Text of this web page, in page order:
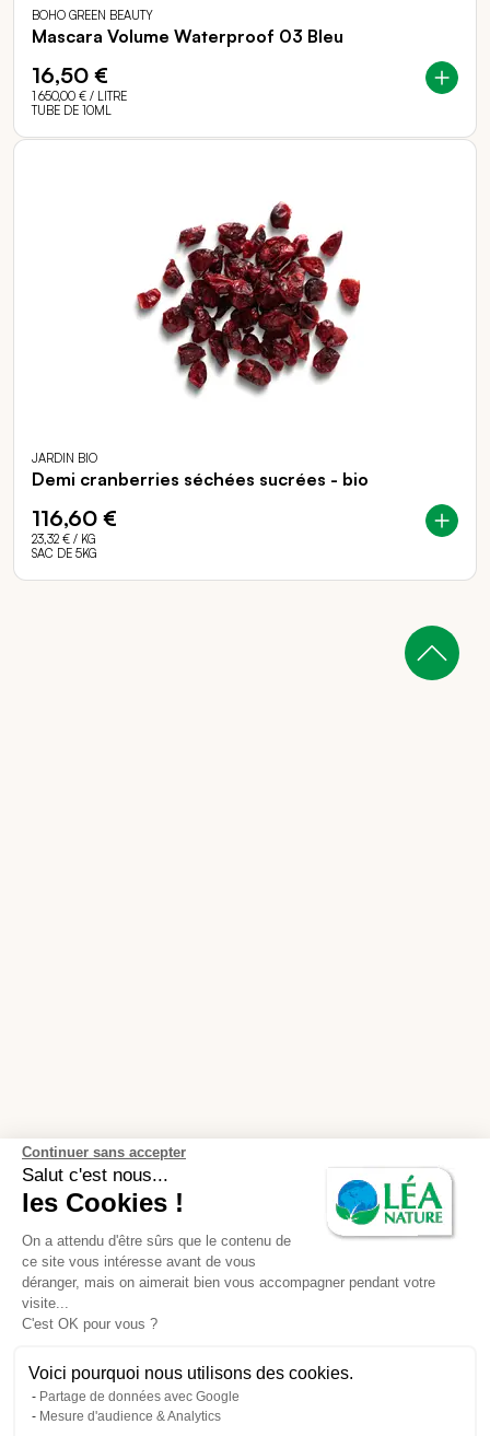
BOHO GREEN BEAUTY
Mascara Volume Waterproof 03 Bleu
16,50 €
1 650,00 € / LITRE
TUBE DE 10ML
JARDIN BIO
Demi cranberries séchées sucrées - bio
116,60 €
23,32 € / KG
SAC DE 5KG
Continuer sans accepter
Salut c'est nous...
les Cookies !
On a attendu d'être sûrs que le contenu de
ce site vous intéresse avant de vous
déranger, mais on aimerait bien vous accompagner pendant votre
visite...
C'est OK pour vous ?
Voici pourquoi nous utilisons des cookies.
Partage de données avec Google
Mesure d'audience & Analytics